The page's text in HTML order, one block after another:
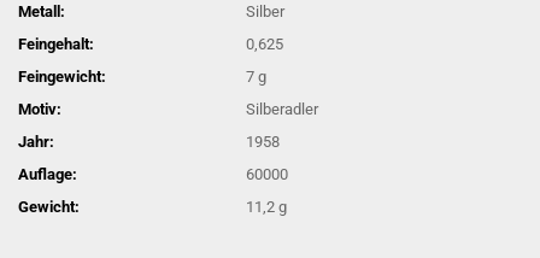
Metall:
Silber
Feingehalt:
0,625
Feingewicht:
7 g
Motiv:
Silberadler
Jahr:
1958
Auflage:
60000
Gewicht:
11,2 g